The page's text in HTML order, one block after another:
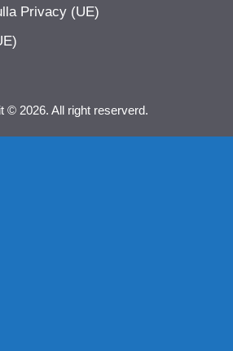
Privacy (UE)
© 2026. All right reserverd.